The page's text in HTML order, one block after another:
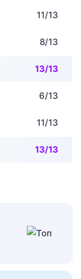
11/13
8/13
13/13
6/13
11/13
13/13